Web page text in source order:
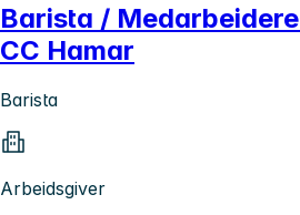
Barista /
CC Hamar
Barista
Arbeidsgiver